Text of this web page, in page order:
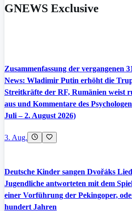
GNEWS Exclusive
Zusammenfassung der vergangenen
News: Wladimir Putin erhöht die
Streitkräfte der RF, Rumänien weist
aus und Kommentare des
Juli – 2. August 2026)
3. Aug.
Deutsche Kinder sangen Dvořáks
Jugendliche antworteten mit dem
einer Vorführung der Pekingoper,
hundert Jahren